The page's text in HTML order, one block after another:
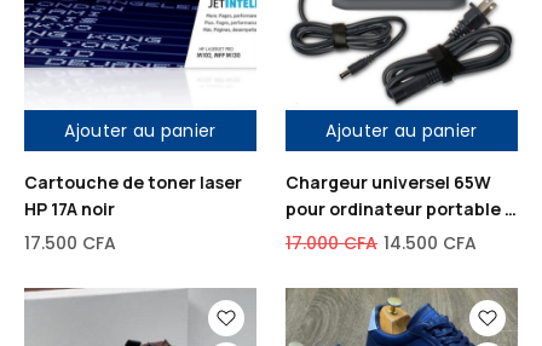
Ajouter au panier
Cartouche de toner laser
HP 17A noir
17.500 CFA
Ajouter au panier
Chargeur universel 65W
pour ordinateur portable –
Compatible HP, Dell,
17.000CFA 14.500 CFA